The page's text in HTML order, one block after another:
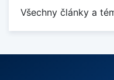
Všechny články a